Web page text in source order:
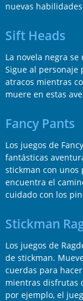
nuevas
Sift Heads
La novela negra
Sigue al personaje
atracos mientras
muere en estas
Fancy Pants
Los juegos de
fantásticas
stickman con unos
encuentra el
cuidado con los
Stickman
Los juegos de
de stickman.
cuerdas para
mientras disfrutas
por ejemplo, el